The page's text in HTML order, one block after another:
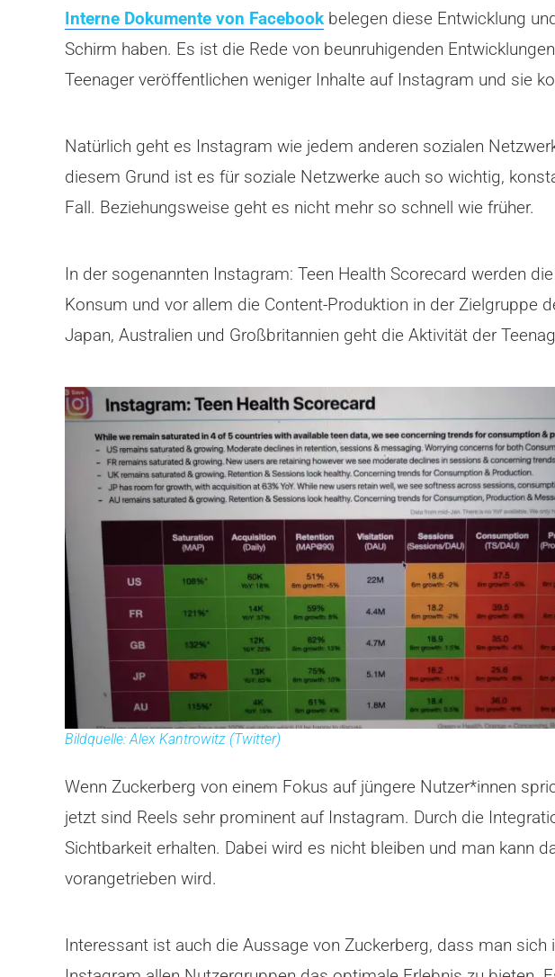
Interne Dokumente von Facebook belegen diese Entwicklung
Schirm haben. Es ist die Rede von beunruhigenden
Teenager veröffentlichen weniger Inhalte auf Instagram und sie
Natürlich geht es Instagram wie jedem anderen sozialen
diesem Grund ist es für soziale Netzwerke auch so wichtig,
Fall. Beziehungsweise geht es nicht mehr so schnell wie früher.
In der sogenannten Instagram: Teen Health Scorecard werden
Konsum und vor allem die Content-Produktion in der Zielgruppe
Japan, Australien und Großbritannien geht die Aktivität der
Bildquelle: Alex Kantrowitz (Twitter)
Wenn Zuckerberg von einem Fokus auf jüngere Nutzer*innen
jetzt sind Reels sehr prominent auf Instagram. Durch die
Sichtbarkeit erhalten. Dabei wird es nicht bleiben und man kann
vorangetrieben wird.
Interessant ist auch die Aussage von Zuckerberg, dass man